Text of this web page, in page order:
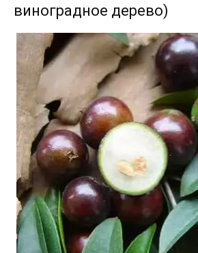
виноградное дерево)